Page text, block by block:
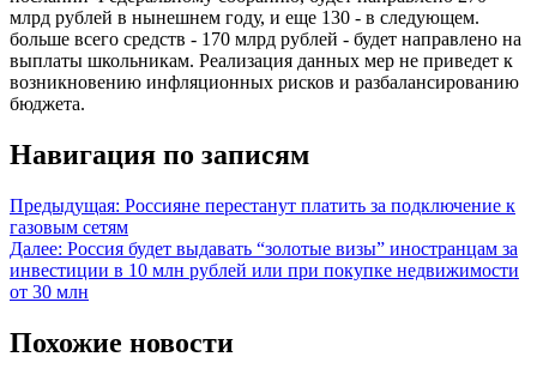
млрд рублей в нынешнем году, и еще 130 - в следующем.
больше всего средств - 170 млрд рублей - будет направлено на
выплаты школьникам. Реализация данных мер не приведет к
возникновению инфляционных рисков и разбалансированию
бюджета.
Навигация по записям
Предыдущая: Россияне перестанут платить за подключение к
газовым сетям
Далее: Россия будет выдавать “золотые визы” иностранцам за
инвестиции в 10 млн рублей или при покупке недвижимости
от 30 млн
Похожие новости